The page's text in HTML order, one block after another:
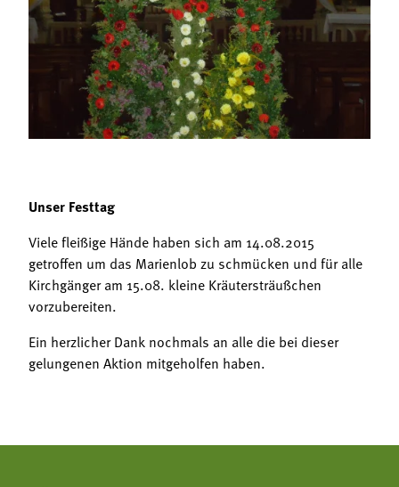
Mitgliedschaft
Landessekretariat
Bäuerliche Buffets
Hofgeschichten
Unser Festtag
Viele fleißige Hände haben sich am 14.08.2015
getroffen um das Marienlob zu schmücken und für alle
Kirchgänger am 15.08. kleine Kräutersträußchen
vorzubereiten.
Ein herzlicher Dank nochmals an alle die bei dieser
gelungenen Aktion mitgeholfen haben.